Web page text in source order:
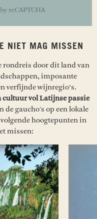
reCAPTCHA
NIET MAG MISSEN
rondreis door ditland van
imposante
verfijnde wijnregio’s.
cultuur vol Latijnse passie
de gaucho's op een lokale
hoogtepunten in
missen: